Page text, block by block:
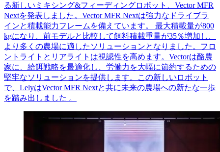
る新しいミキシング&フィーディングロボット、 Vector MFR
Nextを発表しました。 Vector MFR Nextは強力なドライブラ
インと積載能力フレームを備えています。
最大積載量が800
kgになり、前モデルと比較して飼料積載重量が35％増加し、
より多くの農場に適したソリューションとなりました。フロ
ントライトとリアライトは視認性を高めます。 Vectorは酪農
家に、給餌戦略を最適化し、労働力を大幅に節約するための
堅牢なソリューションを提供します。この新しいロボット
で、 LelyはVector MFR Nextと共に未来の農場への新たな一歩
を踏み出しました 。